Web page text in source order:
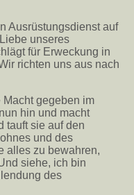
Ausrüstungsdienst auf
unseres
für Erweckung in
richten uns aus nach
gegeben im
hin und macht
tauft sie auf den
und des
alles zu bewahren,
siehe, ich bin
des